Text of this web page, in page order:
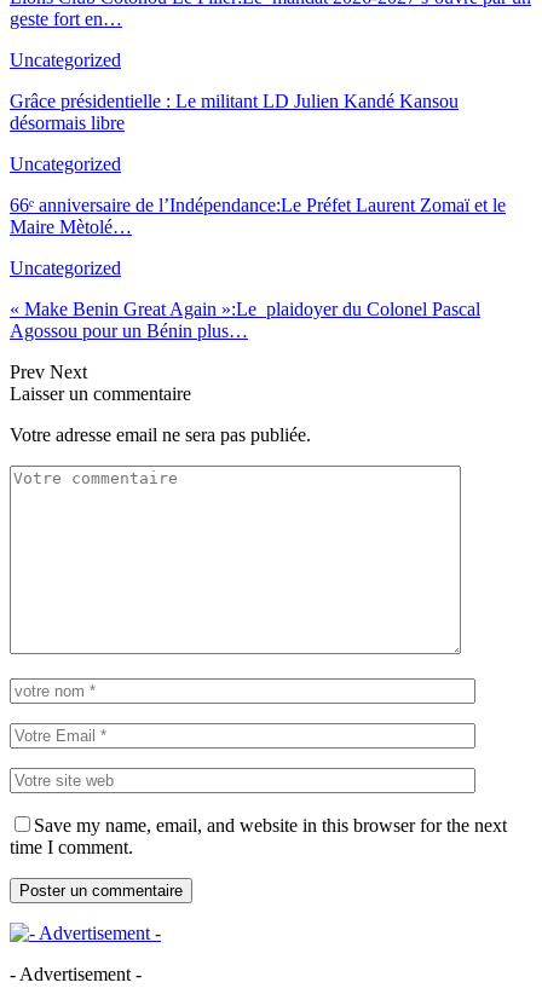
geste fort en…
Uncategorized
Grâce présidentielle : Le militant LD Julien Kandé Kansou
désormais libre
Uncategorized
66ᵉ anniversaire de l’Indépendance:Le Préfet Laurent Zomaï et le
Maire Mètolé…
Uncategorized
« Make Benin Great Again »:Le plaidoyer du Colonel Pascal
Agossou pour un Bénin plus…
Prev Next
Laisser un commentaire
Votre adresse email ne sera pas publiée.
Save my name, email, and website in this browser for the next
time I comment.
- Advertisement -